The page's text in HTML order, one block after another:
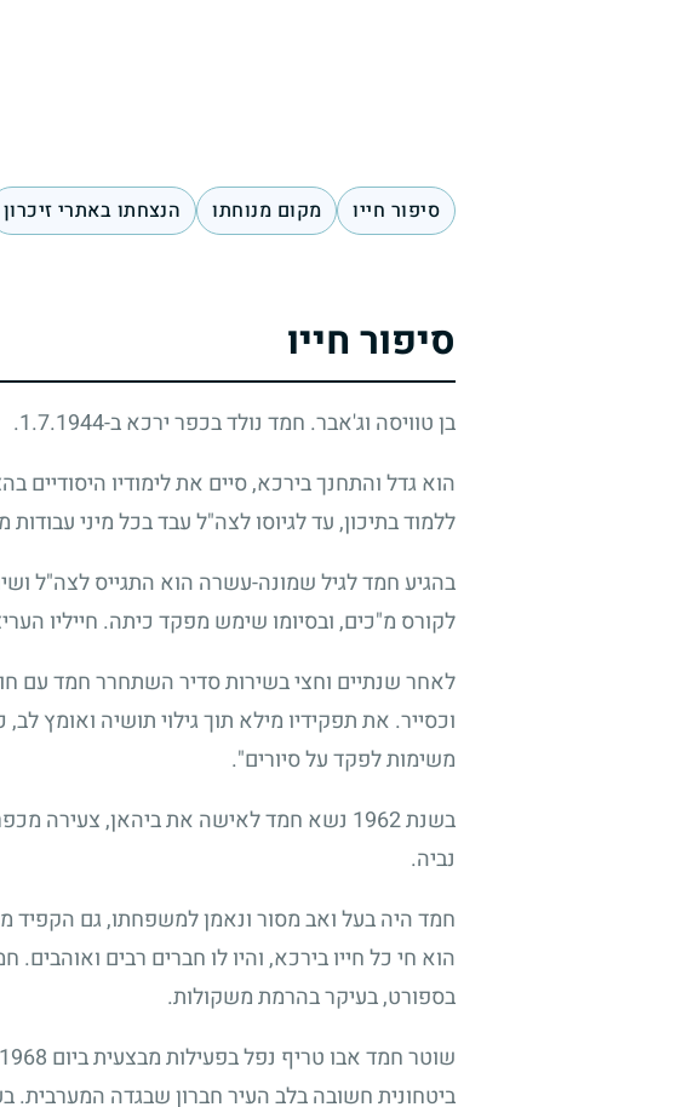
סיפור חייו מקום מנוחתו הנצחתו באתרי זיכרון
סיפור חייו
בן טוויסה וג'אבר. חמד נולד בכפר ירכא ב-1.7.1944.
הוא גדל והתחנך בירכא, סיים את לימודיו היסודיים
ללמוד בתיכון, עד לגיוסו לצה"ל עבד בכל מיני
בהגיע חמד לגיל שמונה-עשרה הוא התגייס לצה"ל
לקורס מ"כים, ובסיומו שימש מפקד כיתה. חייליו
לאחר שנתיים וחצי בשירות סדיר השתחרר חמד עם
וכסייר. את תפקידיו מילא תוך גילוי תושיה ואומץ
משימות לפקד על סיורים".
בשנת 1962 נשא חמד לאישה את ביהאן,
נביה.
חמד היה בעל ואב מסור ונאמן למשפחתו, גם הקפיד
הוא חי כל חייו בירכא, והיו לו חברים רבים
בספורט, בעיקר בהרמת משקולות.
ביטחונית חשובה בלב העיר חברון שבגדה